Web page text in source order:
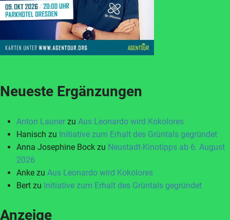
Neueste Ergänzungen
Anton Launer zu Aus Leonardo wird Kokolores
Hanisch zu Initiative zum Erhalt des Grüntals gegründet
Anna Josephine Bock zu Neustadt-Kinotipps ab 6. August
2026
Anke zu Aus Leonardo wird Kokolores
Bert zu Initiative zum Erhalt des Grüntals gegründet
Anzeige